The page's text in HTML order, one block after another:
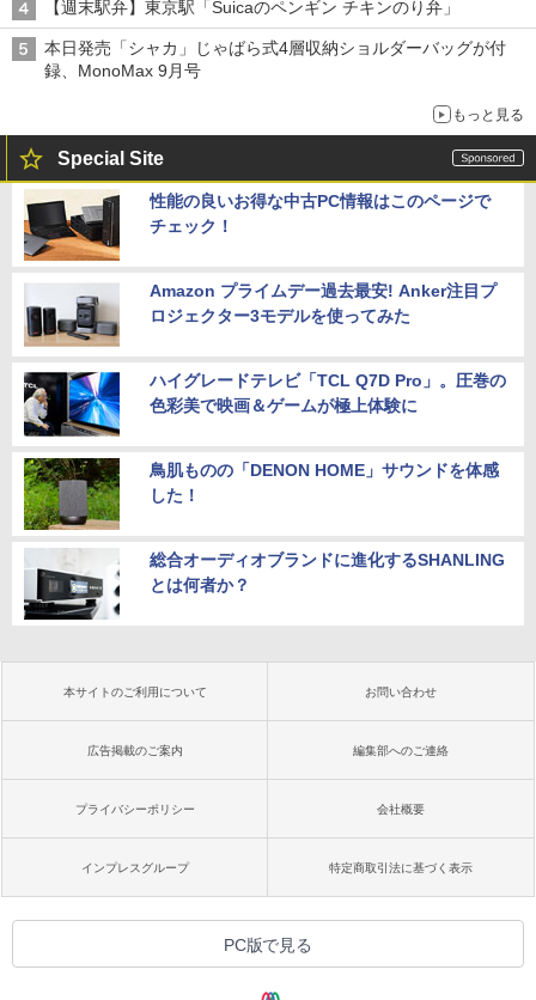
【週末駅弁】東京駅「Suicaのペンギン チキンのり弁」
本日発売「シャカ」じゃばら式4層収納ショルダーバッグが付
録、MonoMax 9月号
もっと見る
Special Site
性能の良いお得な中古PC情報はこのページで
チェック！
Amazon プライムデー過去最安! Anker注目プ
ロジェクター3モデルを使ってみた
ハイグレードテレビ「TCL Q7D Pro」。圧巻の
色彩美で映画＆ゲームが極上体験に
鳥肌ものの「DENON HOME」サウンドを体感
した！
総合オーディオブランドに進化するSHANLING
とは何者か？
本サイトのご利用について お問い合わせ
広告掲載のご案内 編集部へのご連絡
プライバシーポリシー 会社概要
インプレスグループ 特定商取引法に基づく表示
PC版で見る